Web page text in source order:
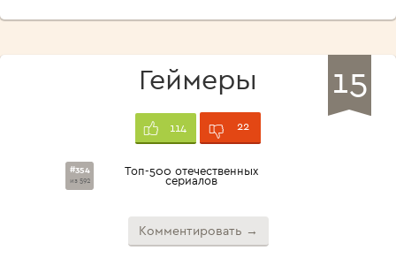
15
Геймеры
114 22
#354
из 592
Топ-500 отечественных
сериалов
Комментировать →